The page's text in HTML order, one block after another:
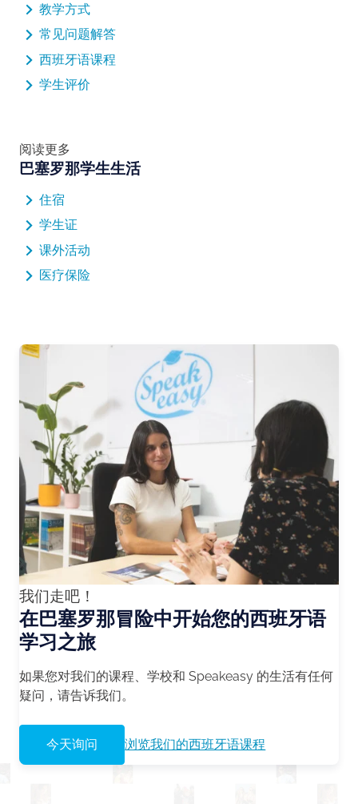
教学方式
常见问题解答
西班牙语课程
学生评价
阅读更多
巴塞罗那学生生活
住宿
学生证
课外活动
医疗保险
我们走吧！
在巴塞罗那冒险中开始您的西班牙语
学习之旅
如果您对我们的课程、学校和 Speakeasy 的生活有任何
疑问，请告诉我们。
今天询问 浏览我们的西班牙语课程